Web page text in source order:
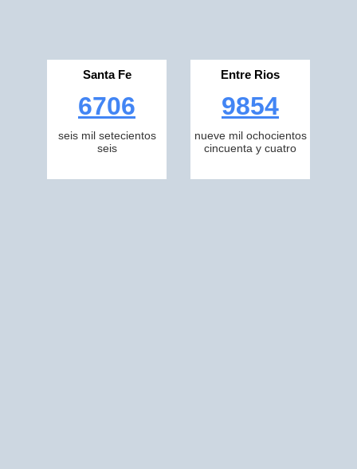
Santa Fe
6706
seis mil setecientos
seis
Entre Rios
9854
nueve mil ochocientos
cincuenta y cuatro